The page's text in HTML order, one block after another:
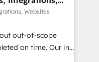
these steps in
start to see
Want to
us to set up a
Websites
out-of-scope
on time. Our in-